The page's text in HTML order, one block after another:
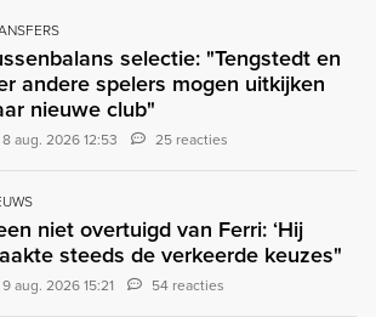
selectie: "Tengstedt en
andere spelers mogen uitkijken
nieuwe club"
8 aug. 2026 12:53 25 reacties
niet overtuigd van Ferri: ‘Hij
steeds de verkeerde keuzes"
9 aug. 2026 15:21 54 reacties